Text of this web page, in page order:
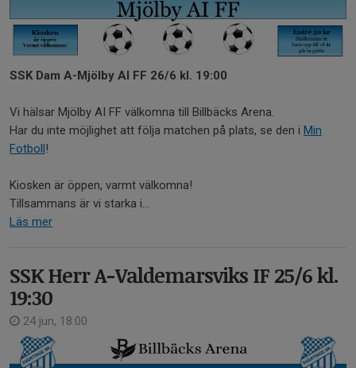
SSK Dam A-Mjölby AI FF 26/6 kl. 19:00
Vi hälsar Mjölby AI FF välkomna till Billbäcks Arena.
Har du inte möjlighet att följa matchen på plats, se den i Min
Fotboll!
Kiosken är öppen, varmt välkomna!
Tillsammans är vi starka i...
Läs mer
SSK Herr A-Valdemarsviks IF 25/6 kl.
19:30
24 jun, 18:00